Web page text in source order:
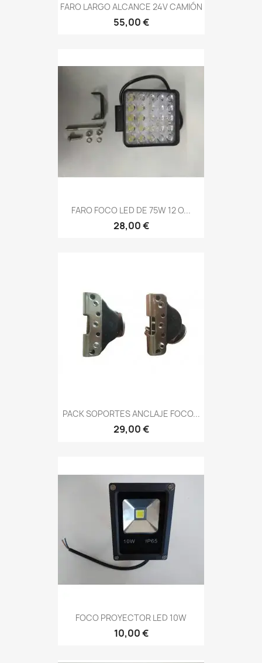
FARO LARGO ALCANCE 24V CAMIÓN
55,00 €
FARO FOCO LED DE 75W 12 O...
28,00 €
PACK SOPORTES ANCLAJE FOCO...
29,00 €
FOCO PROYECTOR LED 10W
10,00 €